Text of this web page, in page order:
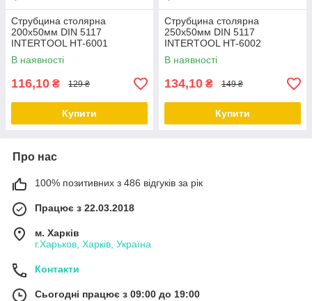
Струбцина столярна
200х50мм DIN 5117
INTERTOOL HT-6001
В наявності
116,10 ₴ 129 ₴
Купити
Струбцина столярна
250х50мм DIN 5117
INTERTOOL HT-6002
В наявності
134,10 ₴ 149 ₴
Купити
Про нас
100% позитивних з 486 відгуків за рік
Працює з 22.03.2018
м. Харків
г.Харьков, Харків, Україна
Контакти
Сьогодні працює з 09:00 до 19:00